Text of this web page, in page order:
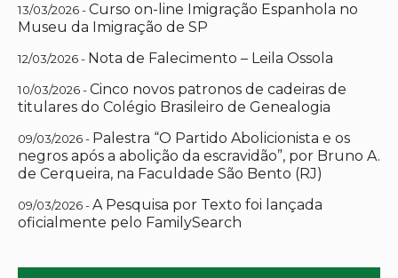
13/03/2026 -Curso on-line Imigração Espanhola no
Museu da Imigração de SP
12/03/2026 - Nota de Falecimento – Leila Ossola
10/03/2026 -Cinco novos patronos de cadeiras de
titulares do Colégio Brasileiro de Genealogia
09/03/2026 - Palestra “O Partido Abolicionista e os
negros após a abolição da escravidão”, por Bruno A.
de Cerqueira, na Faculdade São Bento (RJ)
09/03/2026 -A Pesquisa por Texto foi lançada
oficialmente pelo FamilySearch